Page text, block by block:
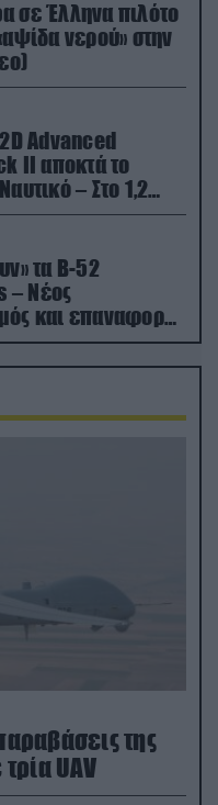
σε Έλληνα πιλότο
νερού» στην
Advanced
II αποκτά το
– Στο 1,2
κόστος
τα Β-52
– Νέος
και επαναφορά
της
UAV